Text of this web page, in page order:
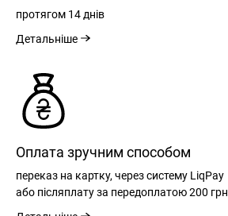
протягом 14 днів
Детальніше
Оплата зручним способом
переказ на картку, через систему LiqPay
або післяплату за передоплатою200 грн